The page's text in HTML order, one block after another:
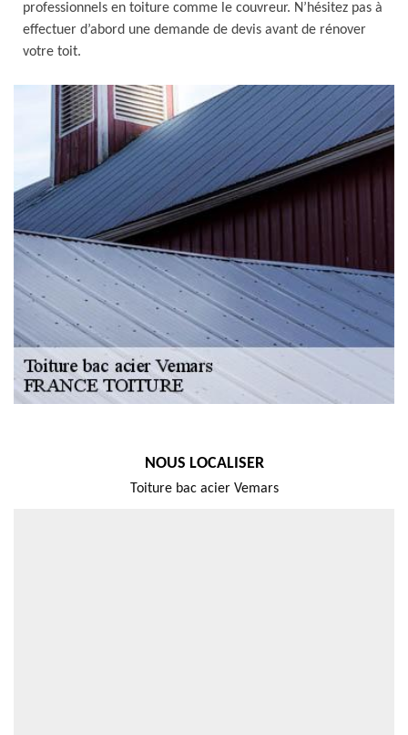
professionnels en toiture comme le couvreur. N’hésitez pas à
effectuer d’abord une demande de devis avant de rénover
votre toit.
NOUS LOCALISER
Toiture bac acier Vemars